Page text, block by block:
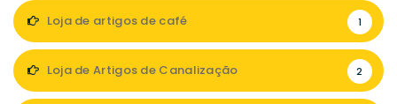
Loja de artigos de café 1
Loja de Artigos de Canalização 2